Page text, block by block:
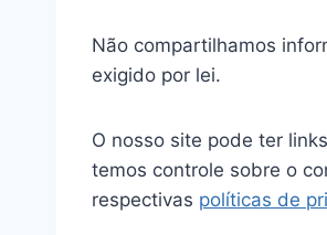
Não compartilhamos
exigido por lei.
O nosso site pode ter
temos controle sobre o
respectivas políticas de